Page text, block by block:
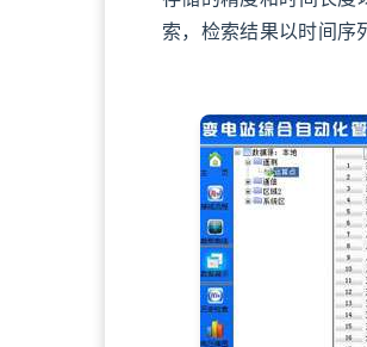
索，检索结果以时间序